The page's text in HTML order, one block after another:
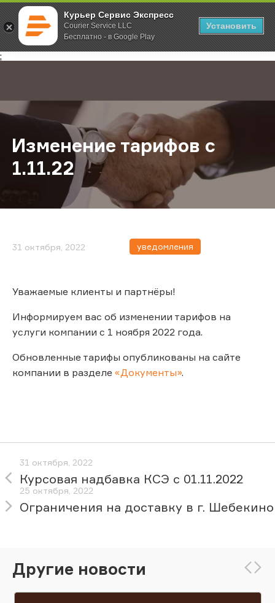
Курьер Сервис Экспресс
Courier Service LLC
Бесплатно - в Google Play
Установить
;
Главная О компании Новости Изменение тарифов с 1.11.22
Изменение тарифов с
1.11.22
31 октября, 2022 уведомления
Уважаемые клиенты и партнёры!
Информируем вас об изменении тарифов на
услуги компании с 1 ноября 2022 года.
Обновленные тарифы опубликованы на сайте
компании в разделе «Документы».
31 октября, 2022
Курсовая надбавка КСЭ с 01.11.2022
25 октября, 2022
Ограничения на доставку в г. Шебекино
Другие новости